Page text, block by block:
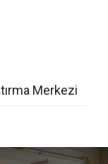
Merkezi